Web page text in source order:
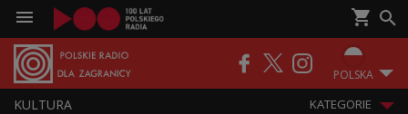
POLSKA
KULTURA KATEGORIE